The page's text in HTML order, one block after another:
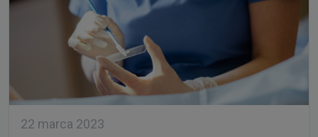
22 marca 2023
Cytologia LBC i diagnostyka HPV w
profilaktyce raka szyjki macicy.